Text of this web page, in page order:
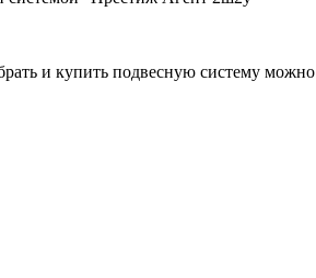
и купить подвесную систему можно